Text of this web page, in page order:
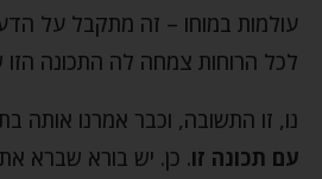
עולמות במוחו – זה מתקבל על
לכל הרוחות צמחה לה התכונה
נו, זו התשובה, וכבר אמרנו אותה
עם תכונה זו. כן. יש בורא שברא